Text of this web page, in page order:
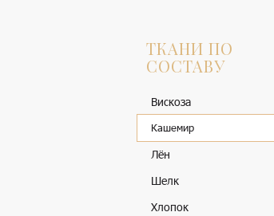
ТКАНИ ПО
СОСТАВУ
Вискоза
Кашемир
Лён
Шелк
Хлопок